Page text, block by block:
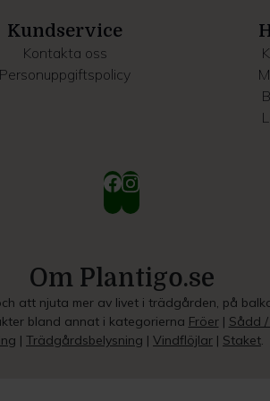
Kundservice
Kontakta oss
Personuppgiftspolicy
Om Plantigo.se
att njuta mer av livet i trädgården, på
bland annat i kategorierna Fröer| Sådd
| Trädgårdsbelysning | Vindflöjlar | Staket.